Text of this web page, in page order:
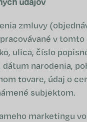
zmluvy
v tomto
ulica, číslo
narodenia,
tovare, údaj o
subjektom.
marketingu